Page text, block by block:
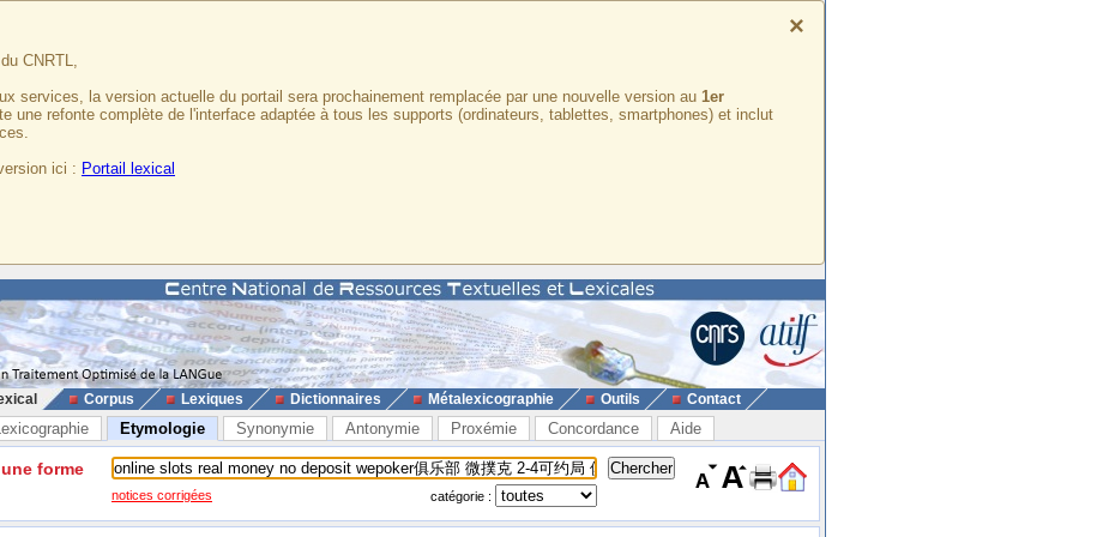
×
CNRTL,
services, la version actuelle du portail sera prochainement remplacée par une nouvelle version au 1er
une refonte complète de l'interface adaptée à tous les supports (ordinateurs, tablettes, smartphones) et inclut
ici : Portail lexical
Corpus Lexiques Dictionnaires Métalexicographie Outils Contact
Etymologie Synonymie Antonymie Proxémie Concordance Aide
forme
notices corrigées catégorie :